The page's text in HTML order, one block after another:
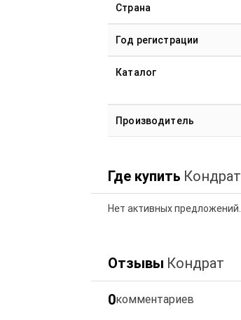
Страна
Год регистрации
Каталог
Производитель
Где купить Кондрат
Нет активных предложений.
Отзывы Кондрат
0комментариев